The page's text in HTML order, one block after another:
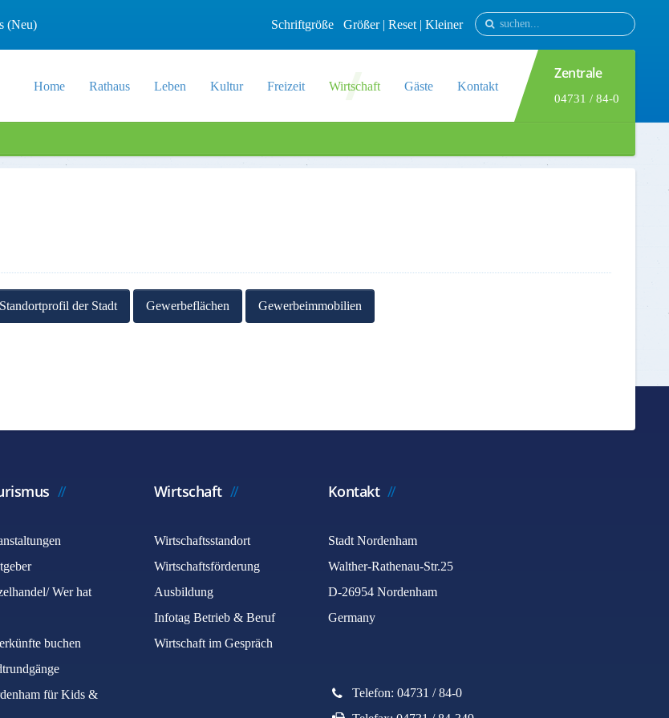
(Neu) Schriftgröße Größer| Reset | Kleiner
Home Rathaus Leben Kultur Freizeit Wirtschaft Gäste Kontakt
Zentrale
04731 / 84-0
Standortprofil der Stadt Gewerbeflächen Gewerbeimmobilien
Wer hat
buchen
für Kids &
Wirtschaft
Wirtschaftsstandort
Wirtschaftsförderung
Ausbildung
Infotag Betrieb & Beruf
Wirtschaft im Gespräch
Kontakt
Stadt Nordenham
Walther-Rathenau-Str.25
D-26954 Nordenham
Germany
Telefon: 04731 / 84-0